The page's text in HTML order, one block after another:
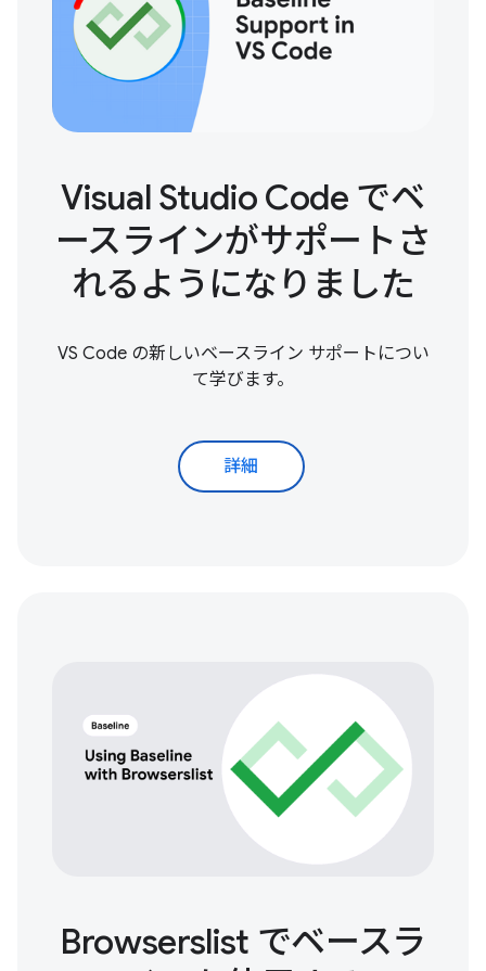
Visual Studio Code でベ
ースラインがサポートさ
れるようになりました
VS Code の新しいベースライン サポートについ
て学びます。
詳細
Browserslist でベースラ